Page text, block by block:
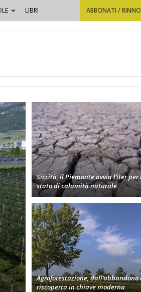
LIBRI ABBONATI /
Siccità, il Piemonte avvia l’iter per
stato di calamità naturale
Agroforestazione,
riscoperta in chiave moderna